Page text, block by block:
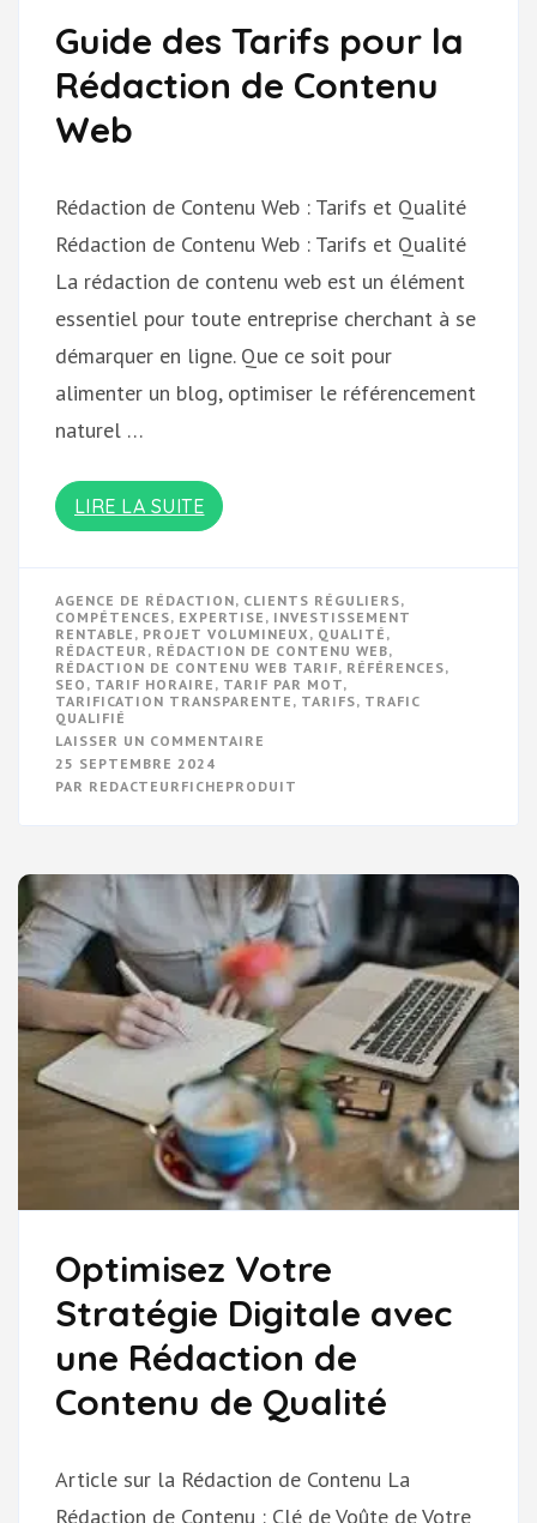
Guide des Tarifs pour la
Rédaction de Contenu
Web
Rédaction de Contenu Web : Tarifs et Qualité
Rédaction de Contenu Web : Tarifs et Qualité
La rédaction de contenu web est un élément
essentiel pour toute entreprise cherchant à se
démarquer en ligne. Que ce soit pour
alimenter un blog, optimiser le référencement
naturel …
LIRE LA SUITE
AGENCE DE RÉDACTION, CLIENTS RÉGULIERS,
COMPÉTENCES, EXPERTISE , INVESTISSEMENT
RENTABLE , PROJET VOLUMINEUX , QUALITÉ ,
RÉDACTEUR , RÉDACTION DE CONTENU WEB,
RÉDACTION DE CONTENU WEB TARIF, RÉFÉRENCES,
SEO , TARIF HORAIRE , TARIF PAR MOT,
TARIFICATION TRANSPARENTE , TARIFS, TRAFIC
QUALIFIÉ
LAISSER UN COMMENTAIRE
TARIFS
CONTENU
WEB
25 SEPTEMBRE 2024
PAR REDACTEURFICHEPRODUIT
Optimisez Votre
Stratégie Digitale avec
une Rédaction de
Contenu de Qualité
Article sur la Rédaction de Contenu La
Rédaction de Contenu : Clé de Voûte de Votre